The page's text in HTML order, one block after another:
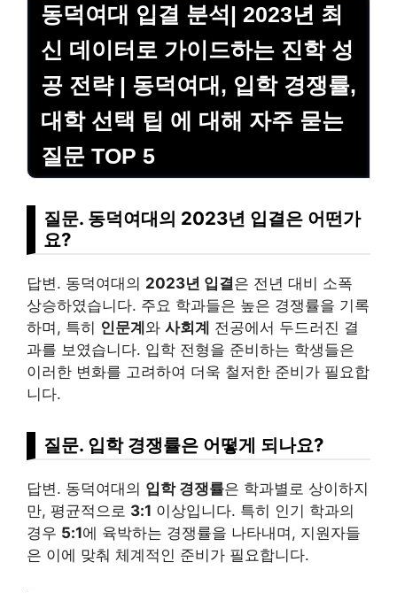
동덕여대 입결 분석| 2023년 최
신 데이터로 가이드하는 진학 성
공 전략 | 동덕여대, 입학 경쟁률,
대학 선택 팁 에 대해 자주 묻는
질문 TOP 5
질문. 동덕여대의 2023년 입결은 어떤가
요?
답변. 동덕여대의 2023년 입결은 전년 대비 소폭
상승하였습니다. 주요 학과들은 높은 경쟁률을 기록
하며, 특히 인문계와 사회계 전공에서 두드러진 결
과를 보였습니다. 입학 전형을 준비하는 학생들은
이러한 변화를 고려하여 더욱 철저한 준비가 필요합
니다.
질문. 입학 경쟁률은 어떻게 되나요?
답변. 동덕여대의 입학 경쟁률은 학과별로 상이하지
만, 평균적으로 3:1 이상입니다. 특히 인기 학과의
경우 5:1에 육박하는 경쟁률을 나타내며, 지원자들
은 이에 맞춰 체계적인 준비가 필요합니다.